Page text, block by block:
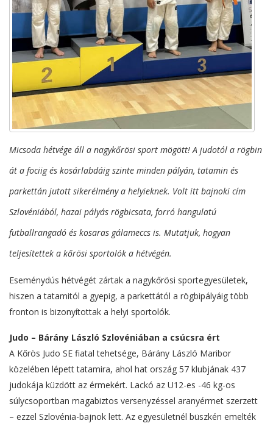
Micsoda hétvége áll a nagykőrösi sport mögött! A judotól a rögbin
át a fociig és kosárlabdáig szinte minden pályán, tatamin és
parkettán jutott sikerélmény a helyieknek. Volt itt bajnoki cím
Szlovéniából, hazai pályás rögbicsata, forró hangulatú
futballrangadó és kosaras gálameccs is. Mutatjuk, hogyan
teljesítettek a kőrösi sportolók a hétvégén.
Eseménydús hétvégét zártak a nagykőrösi sportegyesületek,
hiszen a tatamitól a gyepig, a parkettától a rögbipályáig több
fronton is bizonyítottak a helyi sportolók.
Judo – Bárány László Szlovéniában a csúcsra ért
A Kőrös Judo SE fiatal tehetsége, Bárány László Maribor
közelében lépett tatamira, ahol hat ország 57 klubjának 437
judokája küzdött az érmekért. Lackó az U12-es -46 kg-os
súlycsoportban magabiztos versenyzéssel aranyérmet szerzett
– ezzel Szlovénia-bajnok lett. Az egyesületnél büszkén emelték